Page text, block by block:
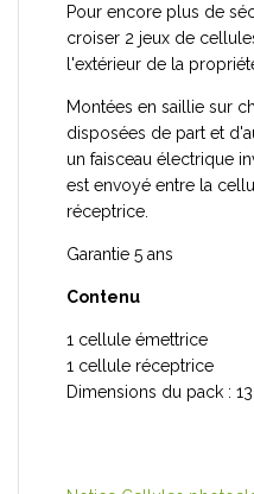
Pour encore plus de
croiser 2 jeux de
l'extérieur de la
Montées en saillie sur
disposées de part et
un faisceau électrique
est envoyé entre la
réceptrice.
Garantie 5 ans
Contenu
1 cellule émettrice
1 cellule réceptrice
Dimensions du pack :